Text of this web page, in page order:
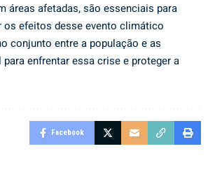
áreas afetadas, são essenciais para
os efeitos desse evento climático
conjunto entre a população e as
enfrentar essa crise e proteger a
Facebook